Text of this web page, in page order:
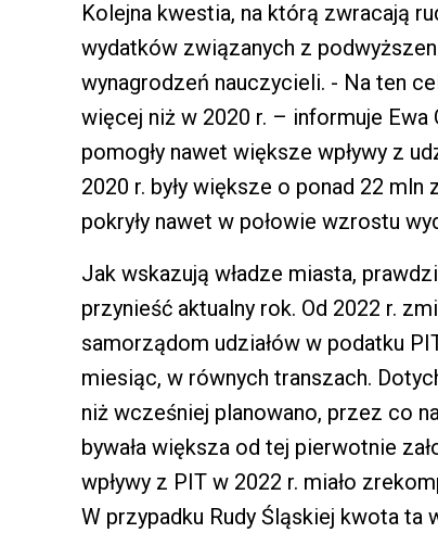
Kolejna kwestia, na którą zwracają
wydatków związanych z
wynagrodzeń nauczycieli. - Na ten
więcej niż w 2020 r. – informuje Ewa
pomogły nawet większe wpływy z
2020 r. były większe o ponad 22 mln
pokryły nawet w połowie wzrostu
Jak wskazują władze miasta,
przynieść aktualny rok. Od 2022 r.
samorządom udziałów w podatku
miesiąc, w równych transzach.
niż wcześniej planowano, przez co
bywała większa od tej pierwotnie
wpływy z PIT w 2022 r. miało
W przypadku Rudy Śląskiej kwota ta